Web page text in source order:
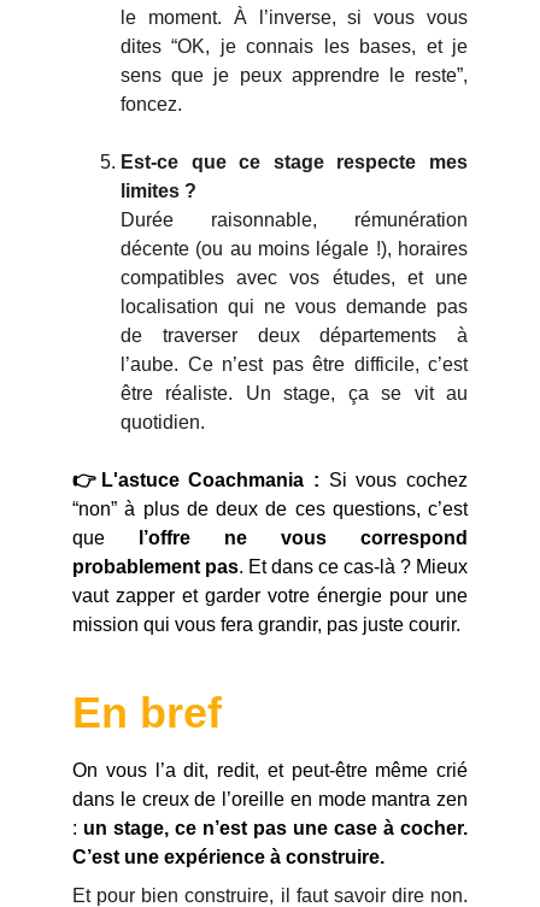
le moment. À l’inverse, si vous vous
dites “OK, je connais les bases, et je
sens que je peux apprendre le reste”,
foncez.
Est-ce que ce stage respecte mes
limites ?
Durée raisonnable, rémunération
décente (ou au moins légale !), horaires
compatibles avec vos études, et une
localisation qui ne vous demande pas
de traverser deux départements à
l’aube. Ce n’est pas être difficile, c’est
être réaliste. Un stage, ça se vit au
quotidien.
👉L'astuce Coachmania : Si vous cochez
“non” à plus de deux de ces questions, c’est
que
l’offre ne vous correspond
probablement pas. Et dans ce cas-là ? Mieux
vaut zapper et garder votre énergie pour une
mission qui vous fera grandir, pas juste courir.
En bref
On vous l’a dit, redit, et peut-être même crié
dans le creux de l’oreille en mode mantra zen
: un stage, ce n’est pas une case à cocher.
C’est une expérience à construire.
Et pour bien construire, il faut savoir dire non.